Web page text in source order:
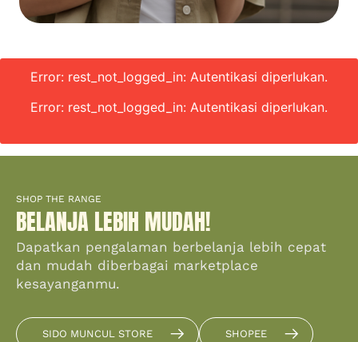
Error: rest_not_logged_in: Autentikasi diperlukan.
Error: rest_not_logged_in: Autentikasi diperlukan.
SHOP THE RANGE
BELANJA LEBIH MUDAH!
Dapatkan pengalaman berbelanja lebih cepat
dan mudah diberbagai marketplace
kesayanganmu.
SIDO MUNCUL STORE SHOPEE